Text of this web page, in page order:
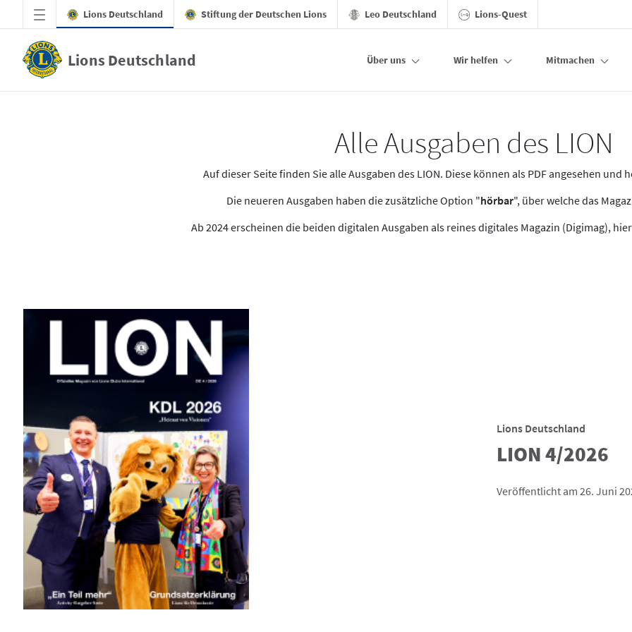
Zum Hauptinhalt springen
Lions Deutschland Stiftung der Deutschen Lions Leo Deutschland Lions-Quest
Lions Deutschland Über uns Wir helfen Mitmachen
Alle Ausgaben des LION
Auf dieser Seite finden Sie alle Ausgaben des LION. Diese können als PDF angesehen und
Die neueren Ausgaben haben die zusätzliche Option "hörbar", über welche das
Ab 2024 erscheinen die beiden digitalen Ausgaben als reines digitales Magazin (Digimag),
Lions Deutschland
LION 4/2026
Veröffentlicht am 26. Juni